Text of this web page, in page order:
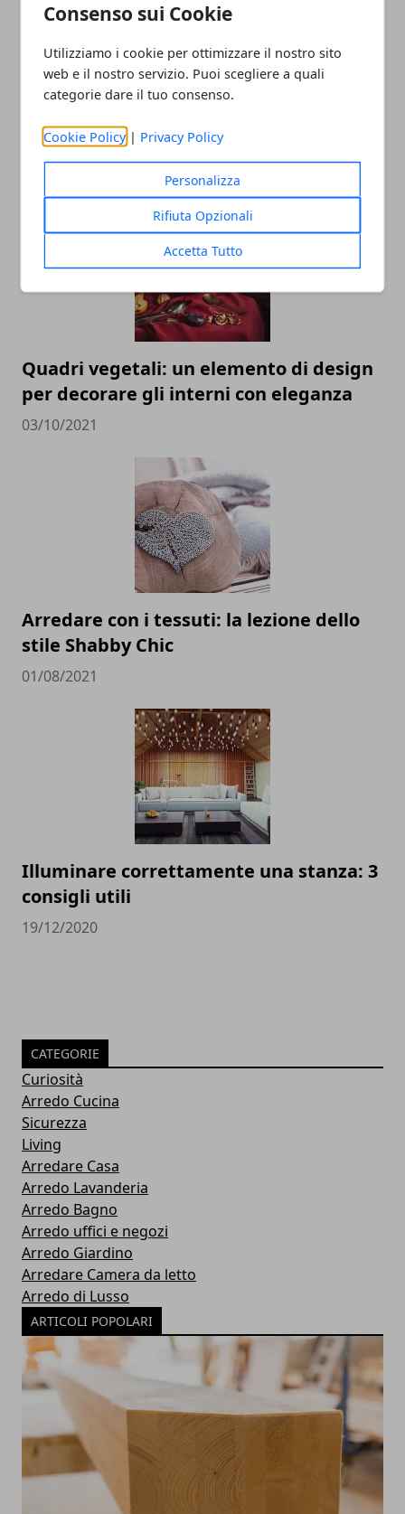
Consenso sui Cookie
Utilizziamo i cookie per ottimizzare il nostro sito
web e il nostro servizio. Puoi scegliere a quali
categorie dare il tuo consenso.
Cookie Policy | Privacy Policy
Personalizza
Rifiuta Opzionali
Accetta Tutto
ARTICOLI CORRELATI
Quadri vegetali: un elemento di design
per decorare gli interni con eleganza
03/10/2021
Arredare con i tessuti: la lezione dello
stile Shabby Chic
01/08/2021
Illuminare correttamente una stanza: 3
consigli utili
19/12/2020
CATEGORIE
Curiosità
Arredo Cucina
Sicurezza
Living
Arredare Casa
Arredo Lavanderia
Arredo Bagno
Arredo uffici e negozi
Arredo Giardino
Arredare Camera da letto
Arredo di Lusso
ARTICOLI POPOLARI